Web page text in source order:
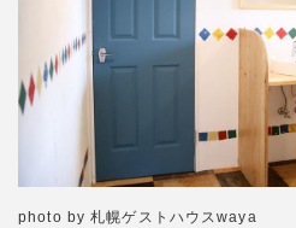
photo by 札幌ゲストハウスwaya